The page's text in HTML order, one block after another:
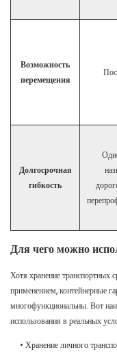
Возможность
перемещения
Долгосрочная
гибкость
Для чего можно
Хотя хранение транспортных
применением, контейнерные
многофункциональны. Вот
использования в реальных
• Хранение личного